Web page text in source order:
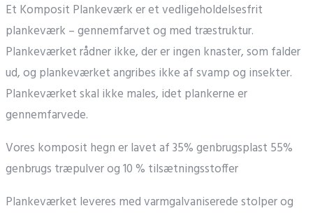
Et Komposit Plankeværk er et vedligeholdelsesfrit
plankeværk – gennemfarvet og med træstruktur.
Plankeværket rådner ikke, der er ingen knaster, som falder
ud, og plankeværket angribes ikke af svamp og insekter.
Plankeværket skal ikke males, idet plankerne er
gennemfarvede.
Vores komposit hegn er lavet af 35% genbrugsplast 55%
genbrugs træpulver og 10 % tilsætningsstoffer
Plankeværket leveres med varmgalvaniserede stolper og